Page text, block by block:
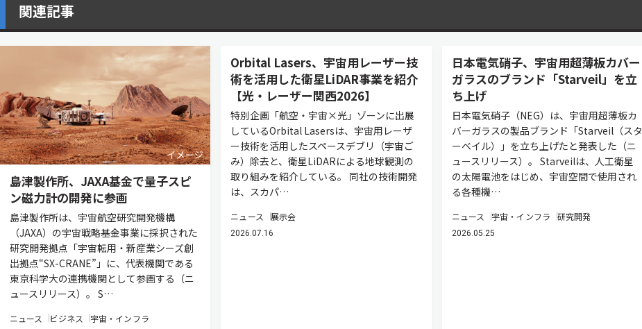
関連記事
島津製作所、JAXA基金で量子スピ
ン磁力計の開発に参画
島津製作所は、宇宙航空研究開発機構
（JAXA）の宇宙戦略基金事業に採択された
研究開発拠点「宇宙転用・新産業シーズ創
出拠点“SX-CRANE”」に、代表機関である
東京科学大の連携機関として参画する（ニ
ュースリリース）。 S…
ニュース ビジネス 宇宙・インフラ
Orbital Lasers、宇宙用レーザー技
術を活用した衛星LiDAR事業を紹介
【光・レーザー関西2026】
特別企画「航空・宇宙×光」ゾーンに出展
しているOrbital Lasersは、宇宙用レーザ
ー技術を活用したスペースデブリ（宇宙ご
み）除去と、衛星LiDARによる地球観測の
取り組みを紹介している。 同社の技術開発
は、スカパ…
ニュース 展示会
2026.07.16
日本電気硝子、宇宙用超薄板カバー
ガラスのブランド「Starveil」を立
ち上げ
日本電気硝子（NEG）は、宇宙用超薄板カ
バーガラスの製品ブランド「Starveil（スタ
ーベイル）」を立ち上げたと発表した（ニ
ュースリリース）。 Starveilは、人工衛星
の太陽電池をはじめ、宇宙空間で使用され
る各種機…
ニュース 宇宙・インフラ 研究開発
2026.05.25